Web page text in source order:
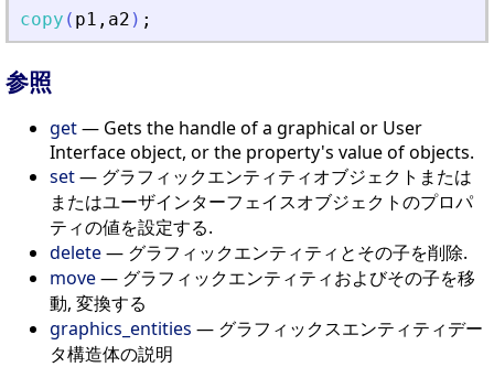
copy ( p1 , a2 ) ;
参照
get— Gets the handle of a graphical or User
Interface object, or the property's value of objects.
set— グラフィックエンティティオブジェクトまたは
またはユーザインターフェイスオブジェクトのプロパ
ティの値を設定する.
delete— グラフィックエンティティとその子を削除.
move— グラフィックエンティティおよびその子を移
動, 変換する
graphics_entities — グラフィックスエンティティデー
タ構造体の説明